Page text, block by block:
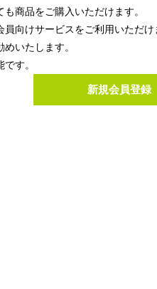
商品をご購入いただけます。
向けサービスをご利用いただけ
いたします。
す。
新規会員登録